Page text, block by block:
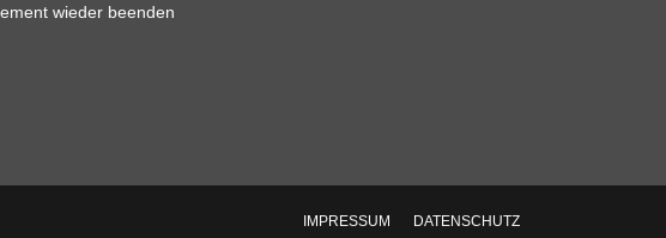
wieder beenden
IMPRESSUM DATENSCHUTZ